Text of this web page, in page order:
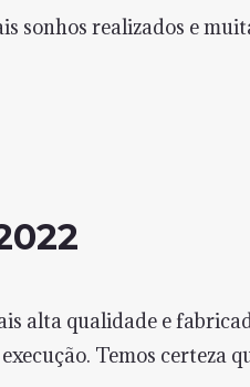
sonhos realizados e
alta qualidade e
Temos certeza